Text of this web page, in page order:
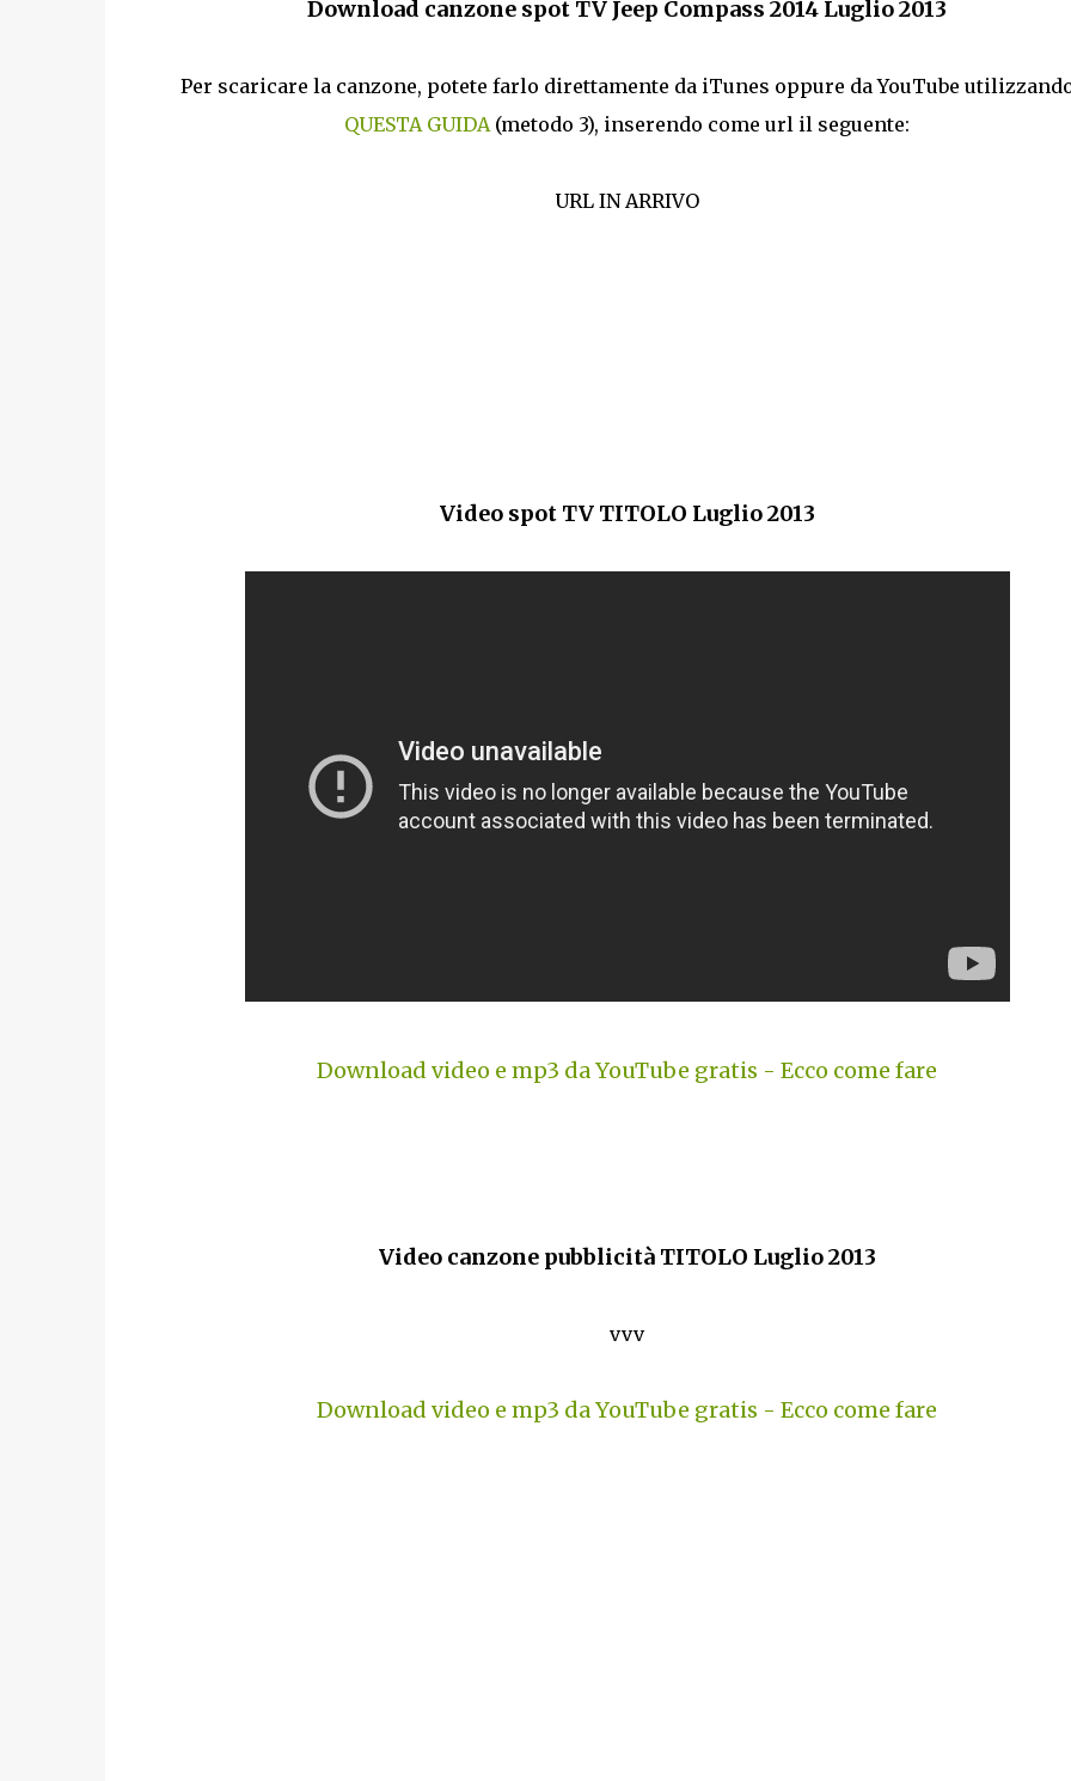
Download canzone spot TV Jeep Compass 2014 Luglio 2013
Per scaricare la canzone, potete farlo direttamente da iTunes oppure da YouTube
QUESTA GUIDA (metodo 3), inserendo come url il seguente:
URL IN ARRIVO
Video spot TV TITOLO Luglio 2013
Download video e mp3 da YouTube gratis - Ecco come fare
Video canzone pubblicità TITOLO Luglio 2013
vvv
Download video e mp3 da YouTube gratis - Ecco come fare